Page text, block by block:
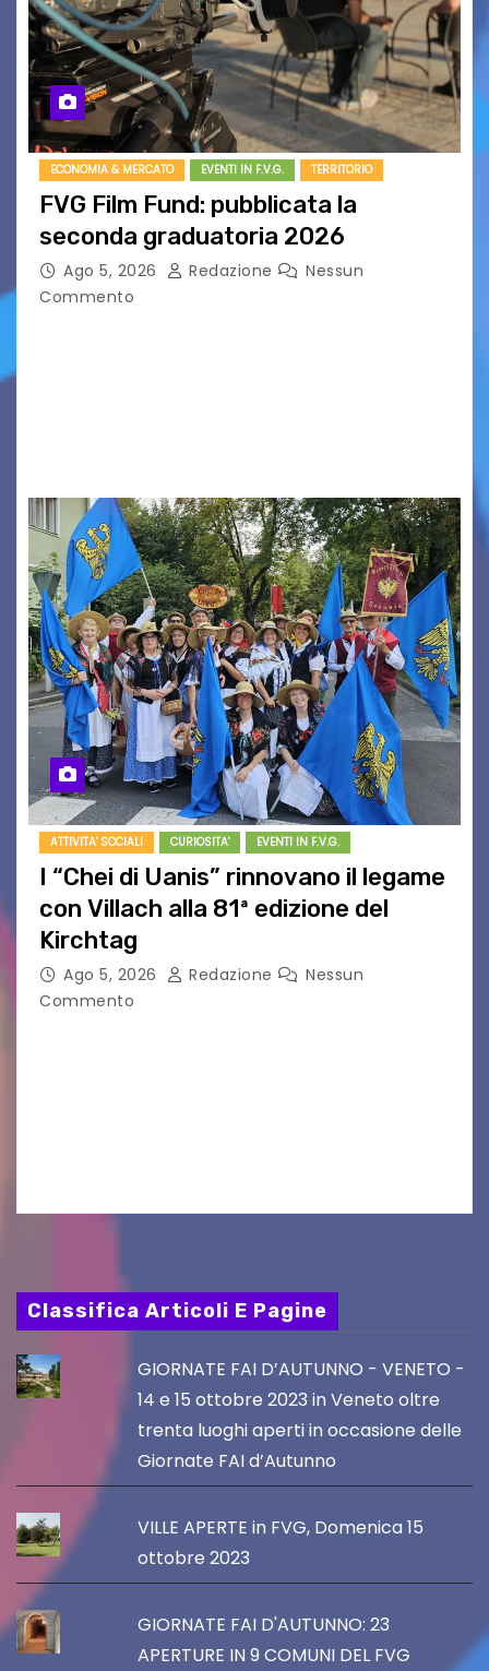
ECONOMIA & MERCATO EVENTI IN F.V.G. TERRITORIO
FVG Film Fund: pubblicata la
seconda graduatoria 2026
Ago 5, 2026 Redazione
Nessun
Commento
ATTIVITA' SOCIALI CURIOSITA' EVENTI IN F.V.G.
I “Chei di Uanis” rinnovano il legame
con Villach alla 81ª edizione del
Kirchtag
Ago 5, 2026 Redazione
Nessun
Commento
Classifica Articoli E Pagine
GIORNATE FAI D’AUTUNNO - VENETO -
14 e 15 ottobre 2023 in Veneto oltre
trenta luoghi aperti in occasione delle
Giornate FAI d’Autunno
VILLE APERTE in FVG, Domenica 15
ottobre 2023
GIORNATE FAI D'AUTUNNO: 23
APERTURE IN 9 COMUNI DEL FVG